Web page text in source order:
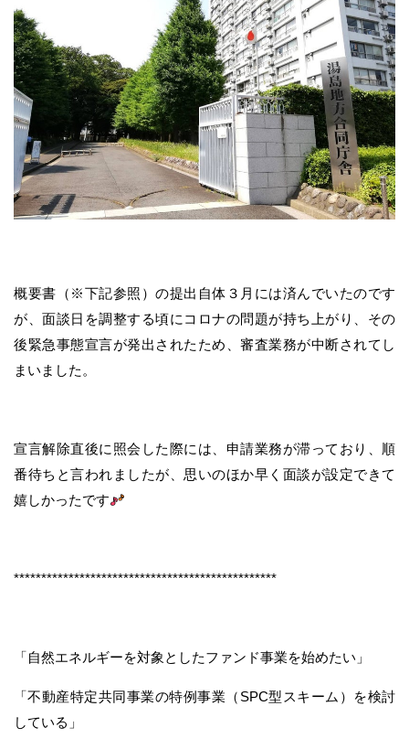
概要書（※下記参照）の提出自体３月には済んでいたのです
が、面談日を調整する頃にコロナの問題が持ち上がり、その
後緊急事態宣言が発出されたため、審査業務が中断されてし
まいました。
宣言解除直後に照会した際には、申請業務が滞っており、順
番待ちと言われましたが、思いのほか早く面談が設定できて
嬉しかったです
************************************************
「自然エネルギーを対象としたファンド事業を始めたい」
「不動産特定共同事業の特例事業（SPC型スキーム）を検討
している」